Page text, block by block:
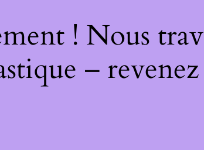
! Nous
–